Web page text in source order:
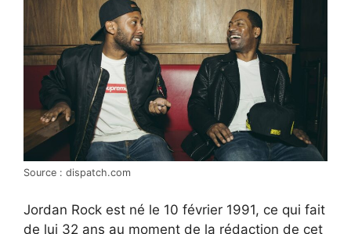
Source : dispatch.com
Jordan Rock est né le 10 février 1991, ce qui fait
de lui 32 ans au moment de la rédaction de cet